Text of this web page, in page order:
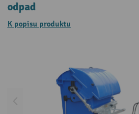
odpad
K popisu produktu